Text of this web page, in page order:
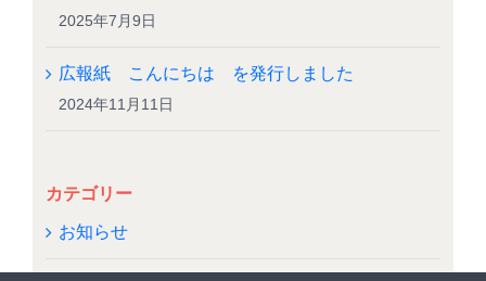
2025年7月9日
広報紙 こんにちは を発行しました
2024年11月11日
カテゴリー
お知らせ